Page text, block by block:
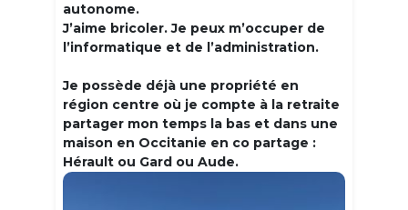
autonome.
J’aime bricoler. Je peux m’occuper de
l’informatique et de l’administration.
Je possède déjà une propriété en
région centre où je compte à la retraite
partager mon temps la bas et dans une
maison en Occitanie en co partage :
Hérault ou Gard ou Aude.